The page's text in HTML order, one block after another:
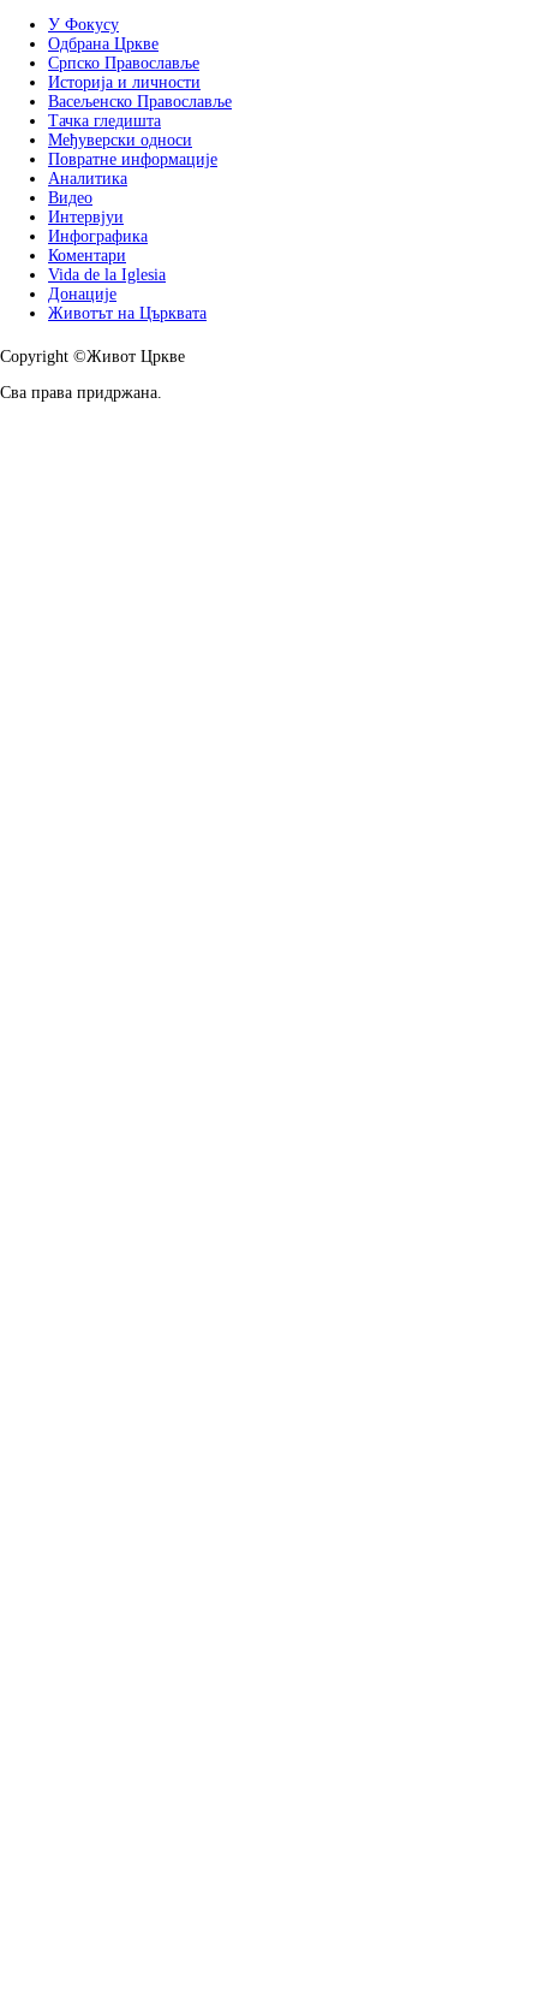
У Фокусу
Одбрана Цркве
Српско Православље
Историја и личности
Васељенско Православље
Тачка гледишта
Међуверски односи
Повратне информације
Аналитика
Видео
Интервјуи
Инфографика
Коментари
Vida de la Iglesia
Донације
Животът на Църквата
Copyright ©Живот Цркве
Сва права придржана.